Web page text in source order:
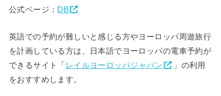
公式ページ： DB
英語での予約が難しいと感じる方やヨーロッパ周遊旅行
を計画している方は、日本語でヨーロッパの電車予約が
できるサイト「 レイルヨーロッパジャパン
」の利用
をおすすめします。